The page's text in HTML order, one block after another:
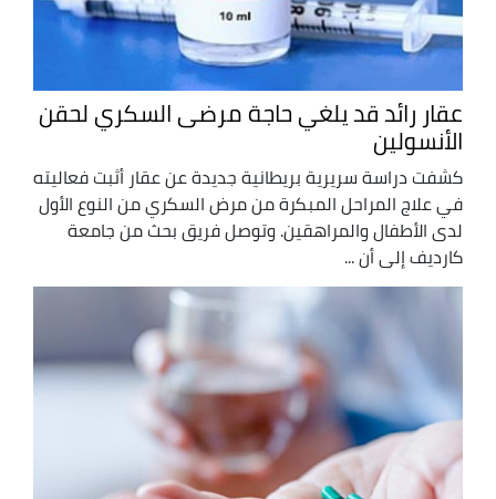
عقار رائد قد يلغي حاجة مرضى السكري لحقن
الأنسولين
كشفت دراسة سريرية بريطانية جديدة عن عقار أثبت فعاليته
في علاج المراحل المبكرة من مرض السكري من النوع الأول
لدى الأطفال والمراهقين. وتوصل فريق بحث من جامعة
كارديف إلى أن ...